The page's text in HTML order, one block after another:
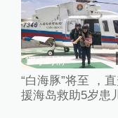
12小时前
“白海豚”将至 ，
援海岛救助5岁患